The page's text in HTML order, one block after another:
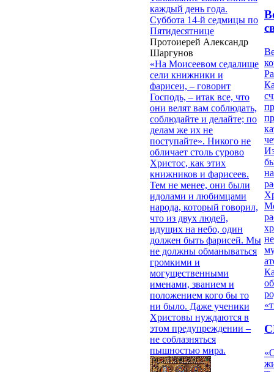
каждый день года.
Суббота 14-й седмицы по
Пятидесятнице
Протоиерей Александр
Шаргунов
«На Моисеевом седалище
сели книжники и
фарисеи, – говорит
Господь, – итак все, что
они велят вам соблюдать,
соблюдайте и делайте; по
делам же их не
поступайте». Никого не
обличает столь сурово
Христос, как этих
книжников и фарисеев.
Тем не менее, они были
идолами и любимцами
народа, который говорил,
что из двух людей,
идущих на небо, один
должен быть фарисей. Мы
не должны обманываться
громкими и
могущественными
именами, званием и
положением кого бы то
ни было. Даже ученики
Христовы нуждаются в
этом предупреждении –
не соблазняться
пышностью мира.